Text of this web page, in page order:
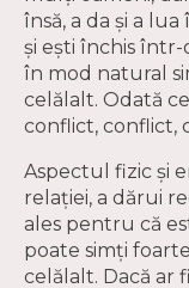
însă, a da și a
și ești închis într-
în mod natural
celălalt. Odată
conflict, conflict,
Aspectul fizic și
relației, a dărui
ales pentru că
poate simți
celălalt. Dacă ar